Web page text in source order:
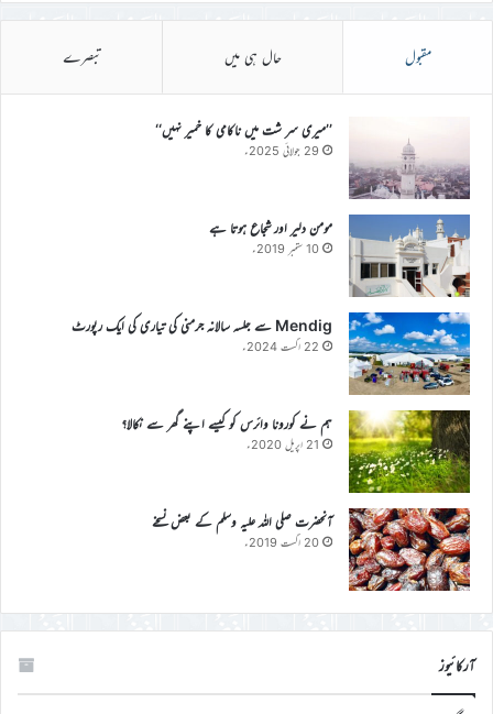
مقبول حال ہی میں تبصرے
’’میری سر شت میں ناکامی کا خمیر نہیں‘‘
29 جولائی 2025ء
مومن دلیر اور شجاع ہوتا ہے
10 ستمبر 2019ء
Mendig سے جلسہ سالانہ جرمنی کی تیاری کی ایک رپورٹ
22 اگست 2024ء
ہم نے کورونا وائرس کو کیسے اپنے گھر سے نکالا؟
21 اپریل 2020ء
آنحضرت صلی اللہ علیہ وسلم کے بعض نسخے
20 اگست 2019ء
آرکائیوز